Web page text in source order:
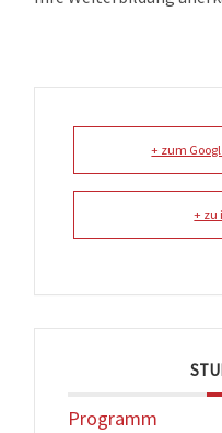
+ zum
+ zu
Programm